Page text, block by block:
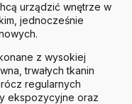
urządzić wnętrze w
jednocześnie
z wysokiej
trwałych tkanin
regularnych
ekspozycyjne oraz